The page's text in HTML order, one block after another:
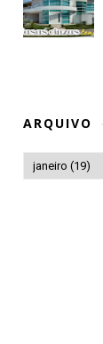
ARQUIVO